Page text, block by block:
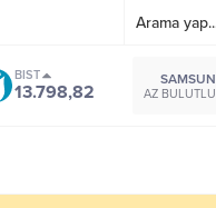
BIST
13.798,82
SAMSUN
AZ BULUTLU